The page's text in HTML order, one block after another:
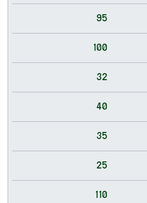
95
100
32
40
35
25
110